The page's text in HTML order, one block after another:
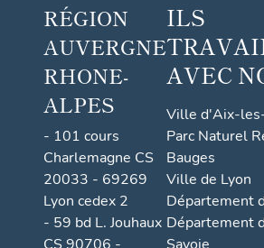
RÉGION
AUVERGNE
RHONE-
ALPES
- 101 cours
Charlemagne CS
20033 - 69269
Lyon cedex 2
- 59 bd L. Jouhaux
ILS
AVEC
Ville d'Aix-
Parc Naturel
Bauges
Ville de Lyon
Département
Département